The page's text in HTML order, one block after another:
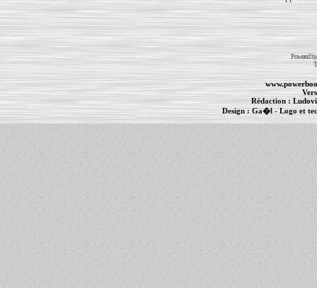
Powered
Rédaction :
Design :Ga�l- Logo et
Informations :